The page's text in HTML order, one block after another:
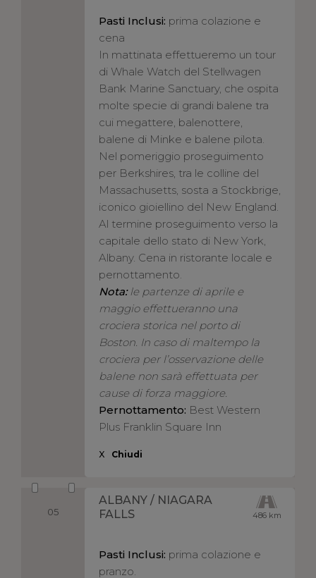
Pasti Inclusi: prima colazione e
cena
In mattinata effettueremo un tour
di Whale Watch del Stellwagen
Bank Marine Sanctuary, che ospita
molte specie di grandi balene tra
cui megattere, balenottere,
balene di Minke e balene pilota.
Nel pomeriggio proseguimento
per Berkshires, tra le colline del
Massachusetts, sosta a Stockbrige,
iconico gioiellino del New England.
Al termine proseguimento verso la
capitale dello stato di New York,
Albany. Cena in ristorante locale e
pernottamento.
Nota:le partenze di aprile e
maggio effettueranno una
crociera storica nel porto di
Boston. In caso di maltempo la
crociera per l’osservazione delle
balene non sarà effettuata per
cause di forza maggiore.
Pernottamento: Best Western
Plus Franklin Square Inn
X Chiudi
05 486 km
ALBANY / NIAGARA
FALLS
Pasti Inclusi: prima colazione e
pranzo.